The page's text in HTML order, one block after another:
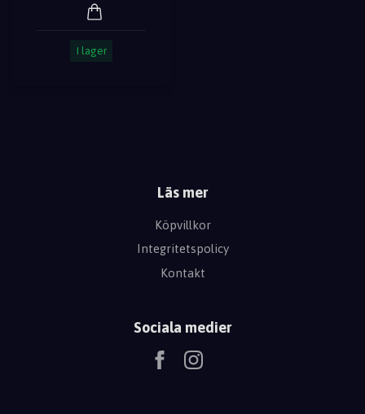
I lager
Läs mer
Köpvillkor
Integritetspolicy
Kontakt
Sociala medier